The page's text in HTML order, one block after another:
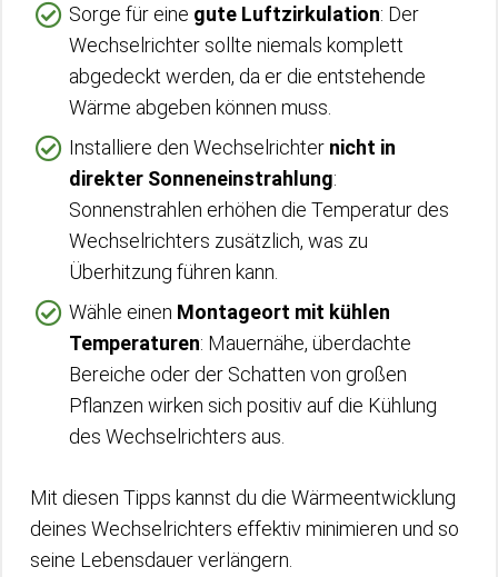
Sorge für eine gute Luftzirkulation: Der
Wechselrichter sollte niemals komplett
abgedeckt werden, da er die entstehende
Wärme abgeben können muss.
Installiere den Wechselrichter nicht in
direkter Sonneneinstrahlung:
Sonnenstrahlen erhöhen die Temperatur des
Wechselrichters zusätzlich, was zu
Überhitzung führen kann.
Wähle einen Montageort mit kühlen
Temperaturen: Mauernähe, überdachte
Bereiche oder der Schatten von großen
Pflanzen wirken sich positiv auf die Kühlung
des Wechselrichters aus.
Mit diesen Tipps kannst du die Wärmeentwicklung
deines Wechselrichters effektiv minimieren und so
seine Lebensdauer verlängern.